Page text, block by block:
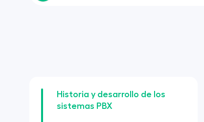
Historia y desarrollo de los
sistemas PBX